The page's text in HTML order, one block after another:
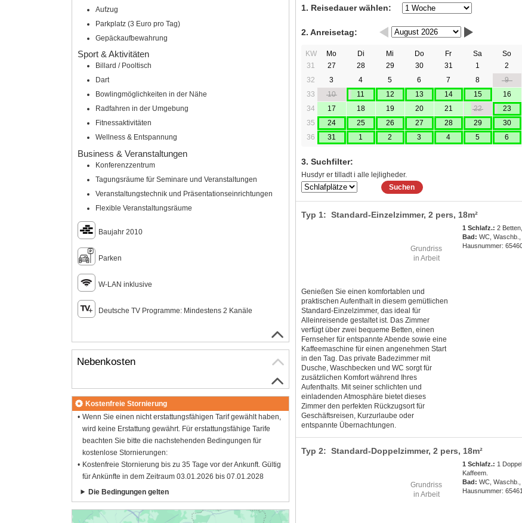
1. Reisedauer wählen:
2. Anreisetag:
KW Mo Di Mi Do Fr Sa
So
31
27 28 29 30 31 1
2
32
3 4 5 6 7 8
9
33
10 11 12 13 14 15
16
34
17 18 19 20 21 22
23
35
24 25 26 27 28 29
30
36
31 1 2 3 4 5 6
3. Suchfilter:
Husdyr er tilladt i alle lejligheder.
Suchen
Typ 1: Standard-Einzelzimmer, 2 pers, 18m²
Grundriss
in Arbeit
1 Schlafz.: 2
Bad: WC,
Hausnummer:
Genießen Sie einen komfortablen und
praktischen Aufenthalt in diesem gemütlichen
Standard-Einzelzimmer, das ideal für
Alleinreisende gestaltet ist. Das Zimmer
verfügt über zwei bequeme Betten, einen
Fernseher für entspannte Abende sowie eine
Kaffeemaschine für einen angenehmen Start
in den Tag. Das private Badezimmer mit
Dusche, Waschbecken und WC sorgt für
zusätzlichen Komfort während Ihres
Aufenthalts. Mit seiner schlichten und
einladenden Atmosphäre bietet dieses
Zimmer den perfekten Rückzugsort für
Geschäftsreisen, Kurzurlaube oder
entspannte Übernachtungen.
Typ 2: Standard-Doppelzimmer, 2 pers, 18m²
Grundriss
in Arbeit
1 Schlafz.: 1
Kaffeem.
Bad: WC,
Hausnummer: 65461
Aufzug
Parkplatz (3 Euro pro Tag)
Gepäckaufbewahrung
Sport & Aktivitäten
Billard / Pooltisch
Dart
Bowlingmöglichkeiten in der Nähe
Radfahren in der Umgebung
Fitnessaktivitäten
Wellness & Entspannung
Business & Veranstaltungen
Konferenzzentrum
Tagungsräume für Seminare und Veranstaltungen
Veranstaltungstechnik und Präsentationseinrichtungen
Flexible Veranstaltungsräume
Baujahr 2010
Parken
W-LAN inklusive
Deutsche TV Programme: Mindestens 2 Kanäle
Nebenkosten
Kostenfreie Stornierung
Wenn Sie einen nicht erstattungsfähigen Tarif gewählt haben,
wird keine Erstattung gewährt. Für erstattungsfähige Tarife
beachten Sie bitte die nachstehenden Bedingungen für
kostenlose Stornierungen:
Kostenfreie Stornierung bis zu 35 Tage vor der Ankunft. Gültig
für Ankünfte in dem Zeitraum 03.01.2026 bis 07.01.2028
Die Bedingungen gelten